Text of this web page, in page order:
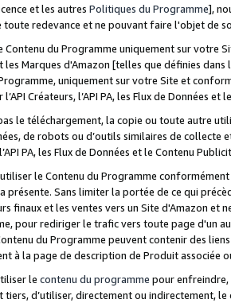
et les autres Politiques du Programme],
toute redevance et ne pouvant faire l'objet de
Contenu du Programme uniquement sur votre
les Marques d'Amazon [telles que définies dans
uniquement sur votre Site et
Créateurs, l’API PA, les Flux de Données
le téléchargement, la copie ou toute autre
de robots ou d’outils similaires de
PA, les Flux de Données et le Contenu
le Contenu du Programme
présente. Sans limiter la portée de ce qui
finaux et les ventes vers un Site d'Amazon et
pour rediriger le trafic vers toute page d'un
du Programme peuvent contenir des
à la page de description de Produit associée
le contenu du programme pour
tiers, d’utiliser, directement ou indirectement,